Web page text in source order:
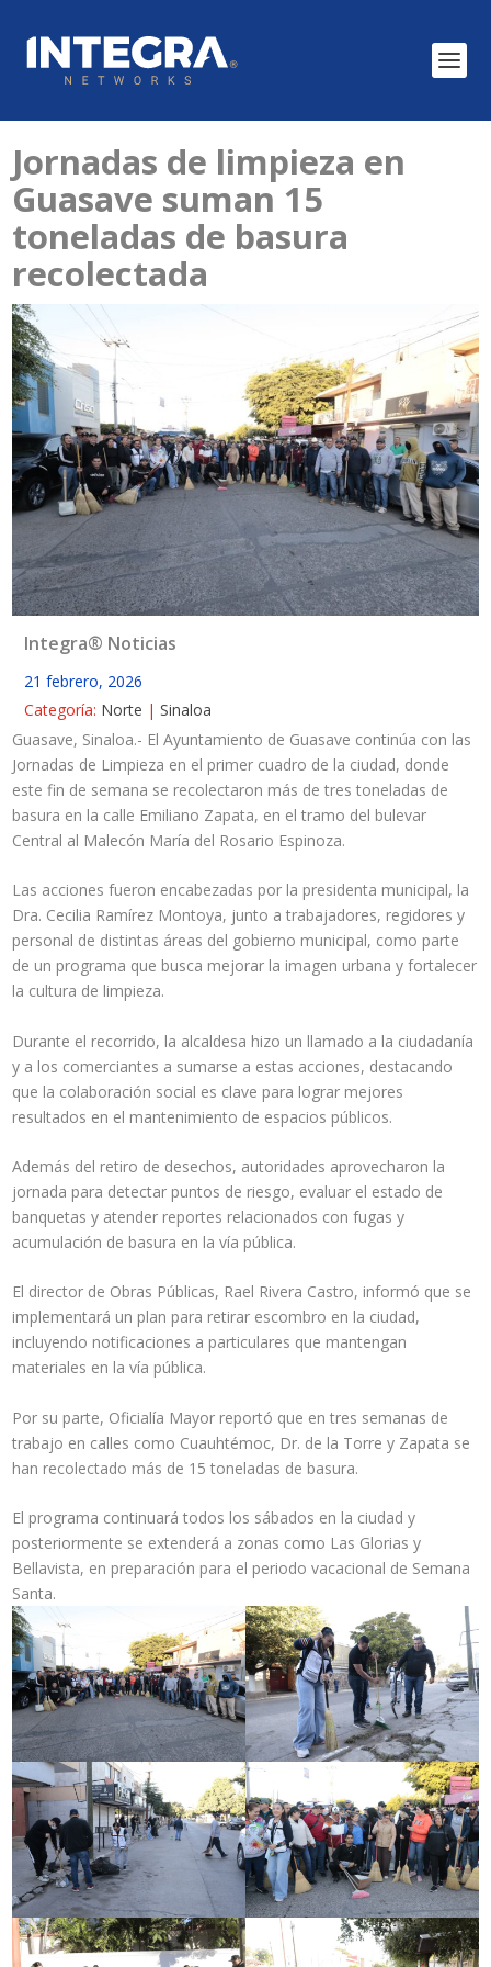
Jornadas de limpieza en
Guasave suman 15
toneladas de basura
recolectada
Integra® Noticias
21 febrero, 2026
Categoría: Norte |Sinaloa
Guasave, Sinaloa.- El Ayuntamiento de Guasave continúa con las
Jornadas de Limpieza en el primer cuadro de la ciudad, donde
este fin de semana se recolectaron más de tres toneladas de
basura en la calle Emiliano Zapata, en el tramo del bulevar
Central al Malecón María del Rosario Espinoza.
Las acciones fueron encabezadas por la presidenta municipal, la
Dra. Cecilia Ramírez Montoya, junto a trabajadores, regidores y
personal de distintas áreas del gobierno municipal, como parte
de un programa que busca mejorar la imagen urbana y fortalecer
la cultura de limpieza.
Durante el recorrido, la alcaldesa hizo un llamado a la ciudadanía
y a los comerciantes a sumarse a estas acciones, destacando
que la colaboración social es clave para lograr mejores
resultados en el mantenimiento de espacios públicos.
Además del retiro de desechos, autoridades aprovecharon la
jornada para detectar puntos de riesgo, evaluar el estado de
banquetas y atender reportes relacionados con fugas y
acumulación de basura en la vía pública.
El director de Obras Públicas, Rael Rivera Castro, informó que se
implementará un plan para retirar escombro en la ciudad,
incluyendo notificaciones a particulares que mantengan
materiales en la vía pública.
Por su parte, Oficialía Mayor reportó que en tres semanas de
trabajo en calles como Cuauhtémoc, Dr. de la Torre y Zapata se
han recolectado más de 15 toneladas de basura.
El programa continuará todos los sábados en la ciudad y
posteriormente se extenderá a zonas como Las Glorias y
Bellavista, en preparación para el periodo vacacional de Semana
Santa.